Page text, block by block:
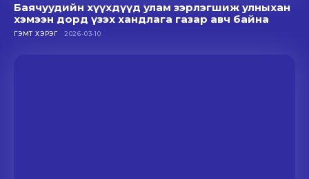
Баячуудийн хүүхдүүд улам зэрлэгшиж улныхан
хэмээн дорд үзэх хандлага газар авч байна
ГЭМТ ХЭРЭГ 2026-03-10